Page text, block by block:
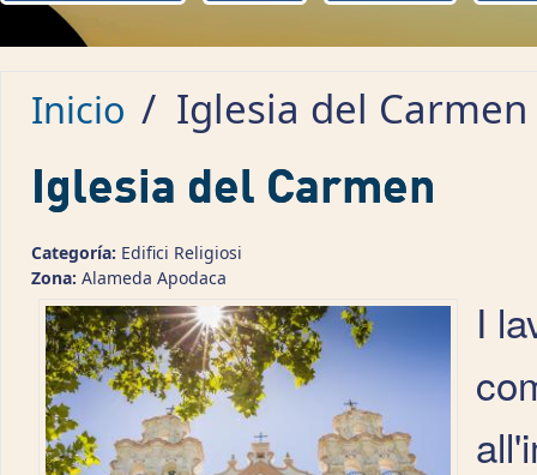
Inicio / Iglesia del Carmen
Iglesia del Carmen
Categoría: Edifici Religiosi
Zona: Alameda Apodaca
I